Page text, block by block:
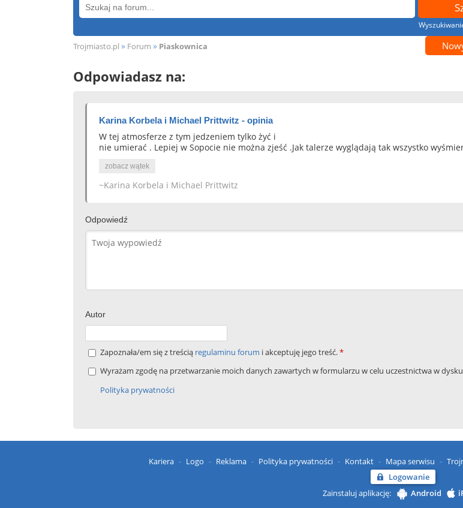
Trojmiasto.pl » Forum » Piaskownica
Odpowiadasz na:
Karina Korbela i Michael Prittwitz - opinia
W tej atmosferze z tym jedzeniem tylko żyć i
nie umierać . Lepiej w Sopocie nie można zjeść .Jak talerze wyglądają tak wszystko
zobacz wątek
~Karina Korbela i Michael Prittwitz
Odpowiedź
Autor
Zapoznała/em się z treścią regulaminu forum i akceptuję jego treść.*
Wyrażam zgodę na przetwarzanie moich danych zawartych w formularzu w celu uczestnictwa w
Polityka prywatności
Kariera Logo Reklama Polityka prywatności Kontakt Mapa serwisu
Logowanie
Zainstaluj aplikację:
Android